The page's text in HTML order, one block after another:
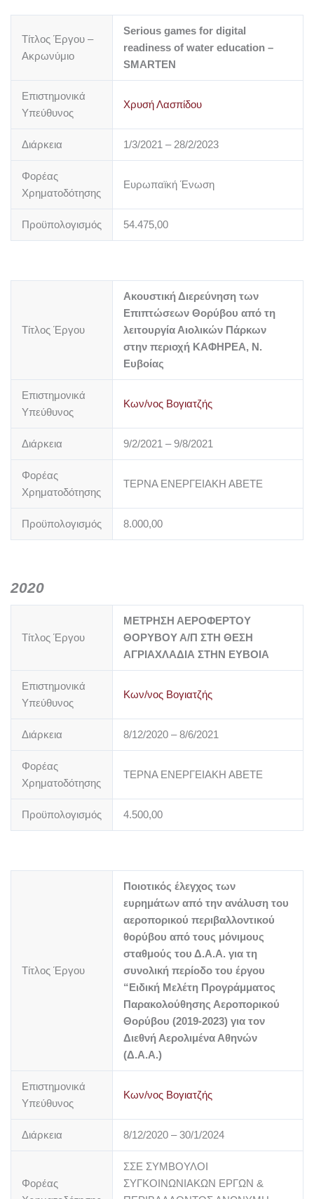
Τίτλος Έργου –
Ακρωνύμιο
Serious games for digital
readiness of water education –
SMARTEN
Επιστημονικά
Υπεύθυνος
Χρυσή Λασπίδου
Διάρκεια 1/3/2021 – 28/2/2023
Φορέας
Χρηματοδότησης
Ευρωπαϊκή Ένωση
Προϋπολογισμός 54.475,00
Τίτλος Έργου
Ακουστική Διερεύνηση των
Επιπτώσεων Θορύβου από τη
λειτουργία Αιολικών Πάρκων
στην περιοχή ΚΑΦΗΡΕΑ, Ν.
Ευβοίας
Επιστημονικά
Υπεύθυνος
Κων/νος Βογιατζής
Διάρκεια 9/2/2021 – 9/8/2021
Φορέας
Χρηματοδότησης
ΤΕΡΝΑ ΕΝΕΡΓΕΙΑΚΗ ΑΒΕΤΕ
Προϋπολογισμός 8.000,00
2020
Τίτλος Έργου
ΜΕΤΡΗΣΗ ΑΕΡΟΦΕΡΤΟΥ
ΘΟΡΥΒΟΥ Α/Π ΣΤΗ ΘΕΣΗ
ΑΓΡΙΑΧΛΑΔΙΑ ΣΤΗΝ ΕΥΒΟΙΑ
Επιστημονικά
Υπεύθυνος
Κων/νος Βογιατζής
Διάρκεια 8/12/2020 – 8/6/2021
Φορέας
Χρηματοδότησης
ΤΕΡΝΑ ΕΝΕΡΓΕΙΑΚΗ ΑΒΕΤΕ
Προϋπολογισμός 4.500,00
Τίτλος Έργου
Ποιοτικός έλεγχος των
ευρημάτων από την ανάλυση του
αεροπορικού περιβαλλοντικού
θορύβου από τους μόνιμους
σταθμούς του Δ.Α.Α. για τη
συνολική περίοδο του έργου
“Ειδική Μελέτη Προγράμματος
Παρακολούθησης Αεροπορικού
Θορύβου (2019-2023) για τον
Διεθνή Αερολιμένα Αθηνών
(Δ.Α.Α.)
Επιστημονικά
Υπεύθυνος
Κων/νος Βογιατζής
Διάρκεια 8/12/2020 – 30/1/2024
Φορέας
ΣΣΕ ΣΥΜΒΟΥΛΟΙ
ΣΥΓΚΟΙΝΩΝΙΑΚΩΝ ΕΡΓΩΝ &